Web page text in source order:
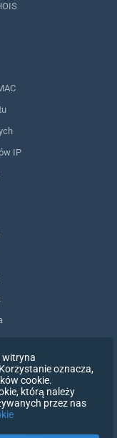
IP
witryna
oznacza,
cookie.
którą należy
przez nas